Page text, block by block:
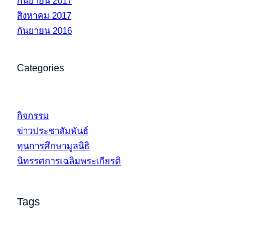
สิงหาคม 2017
กันยายน 2016
Categories
กิจกรรม
ข่าวประชาสัมพันธ์
ทุนการศึกษามูลนิธิ
นิทรรศการเฉลิมพระเกียรติ
Tags